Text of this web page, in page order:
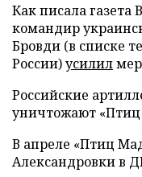
Как писала
командир
Бровди (в списке
России)усилил
Российские
уничтожают
В апреле «Птиц
Александровки в